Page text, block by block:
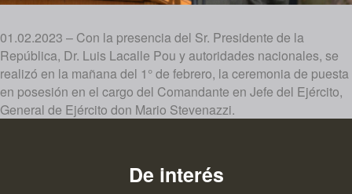
01.02.2023 – Con la presencia del Sr. Presidente de la
República, Dr. Luis Lacalle Pou y autoridades nacionales, se
realizó en la mañana del 1° de febrero, la ceremonia de puesta
en posesión en el cargo del Comandante en Jefe del Ejército,
General de Ejército don Mario Stevenazzi.
De interés